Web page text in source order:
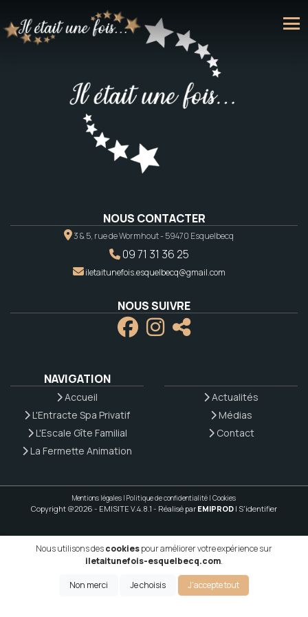
NOUS CONTACTER
3 & 5, rue de Wormhout - 59470 Esquelbecq
09 71 31 36 25
iletaitunefois.esquelbecq@gmail.com
NOUS SUIVRE
NAVIGATION
Accueil
L'Entracte Spa Privatif
L'Escale Gîte Familial
La Fermette Animation
Actualités
Médias
Contact
Mentions légales | Politique de confidentialité | Cookies
Copyright @2026 - EMISITE V.4.8.1 - Réalisé par EMIPROD | S'identifier
Nous utilisons descookiespour améliorer votre expérience sur
iletaitunefois-esquelbecq.com.
Non merci Je choisis J'accepte tout